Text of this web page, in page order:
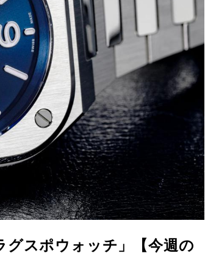
スポウォッチ」【今週の